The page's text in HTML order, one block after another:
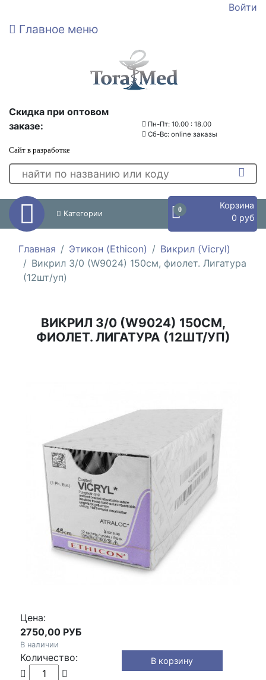
Войти
Главное меню
Скидка при оптовом
заказе:
Сайт в разработке
Пн-Пт: 10.00 : 18.00
Сб-Вс: online заказы
Категории 0
Корзина
0 руб
Главная Этикон (Ethicon)
Викрил (Vicryl)
Викрил 3/0 (W9024) 150см, фиолет. Лигатура
(12шт/уп)
ВИКРИЛ 3/0 (W9024) 150СМ,
ФИОЛЕТ. ЛИГАТУРА (12ШТ/УП)
Цена:
2750,00 РУБ
В наличии
Количество: